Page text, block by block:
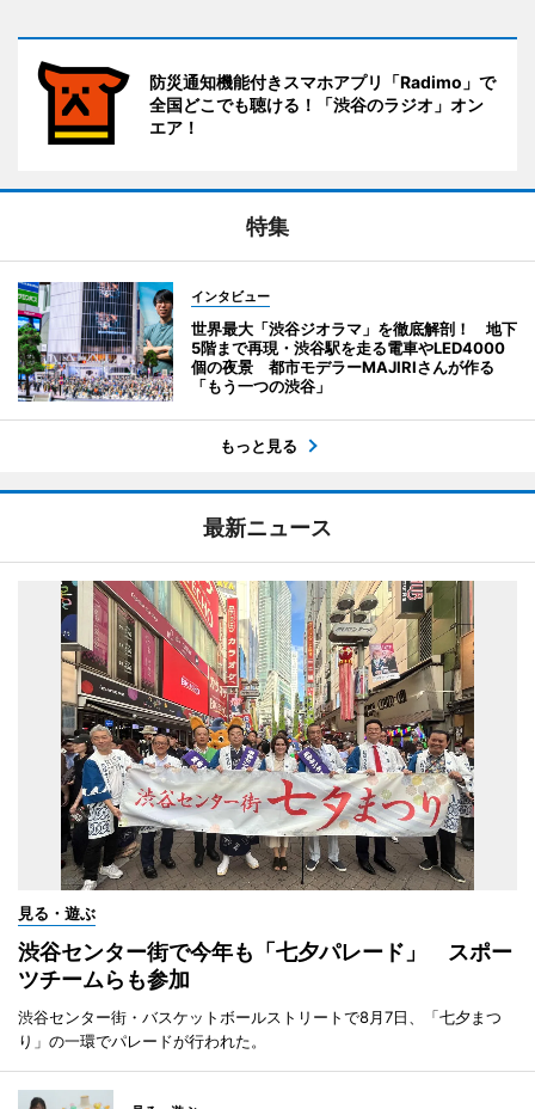
防災通知機能付きスマホアプリ「Radimo」で
全国どこでも聴ける！「渋谷のラジオ」オン
エア！
特集
インタビュー
世界最大「渋谷ジオラマ」を徹底解剖！ 地下
5階まで再現・渋谷駅を走る電車やLED4000
個の夜景 都市モデラーMAJIRIさんが作る
「もう一つの渋谷」
もっと見る
最新ニュース
見る・遊ぶ
渋谷センター街で今年も「七夕パレード」 スポー
ツチームらも参加
渋谷センター街・バスケットボールストリートで8月7日、「七夕まつ
り」の一環でパレードが行われた。